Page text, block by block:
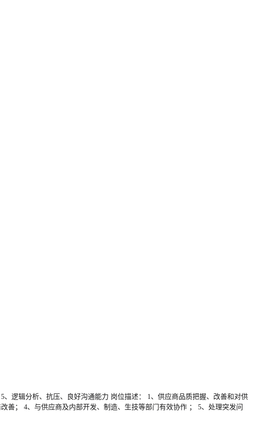
逻辑分析、抗压、良好沟通能力 岗位描述： 1、供应商品质把握、改善和对供
； 4、与供应商及内部开发、制造、生技等部门有效协作 ； 5、处理突发问